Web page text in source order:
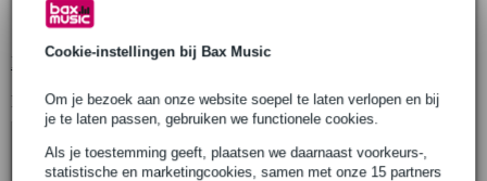
Cookie-instellingen bij Bax Music
Om je bezoek aan onze website soepel te laten verlopen en bij
je te laten passen, gebruiken we functionele cookies.
Als je toestemming geeft, plaatsen we daarnaast voorkeurs-,
statistische en marketingcookies, samen met onze 15 partners
ELL ∠ 0°-25° veiligheidsfactor 4:1: 750 kg
Bekijk alle productspecificaties
Bekijk ook eens (4)